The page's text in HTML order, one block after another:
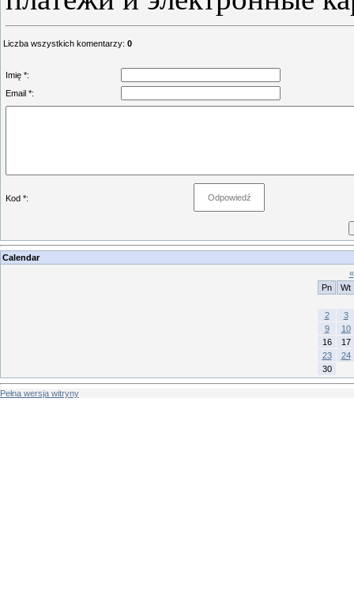
Liczba wszystkich komentarzy: 0
Imię *:
Email *:
Kod *:
Calendar
«
Pn
Wt
2
3
9
10
16
17
23
24
30
Pełna wersja witryny